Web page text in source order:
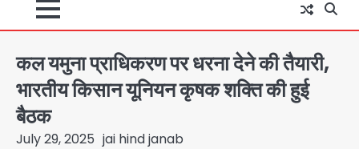
कल यमुना प्राधिकरण पर धरना देने की तैयारी,
भारतीय किसान यूनियन कृषक शक्ति की हुई
बैठक
July 29, 2025 jai hind janab